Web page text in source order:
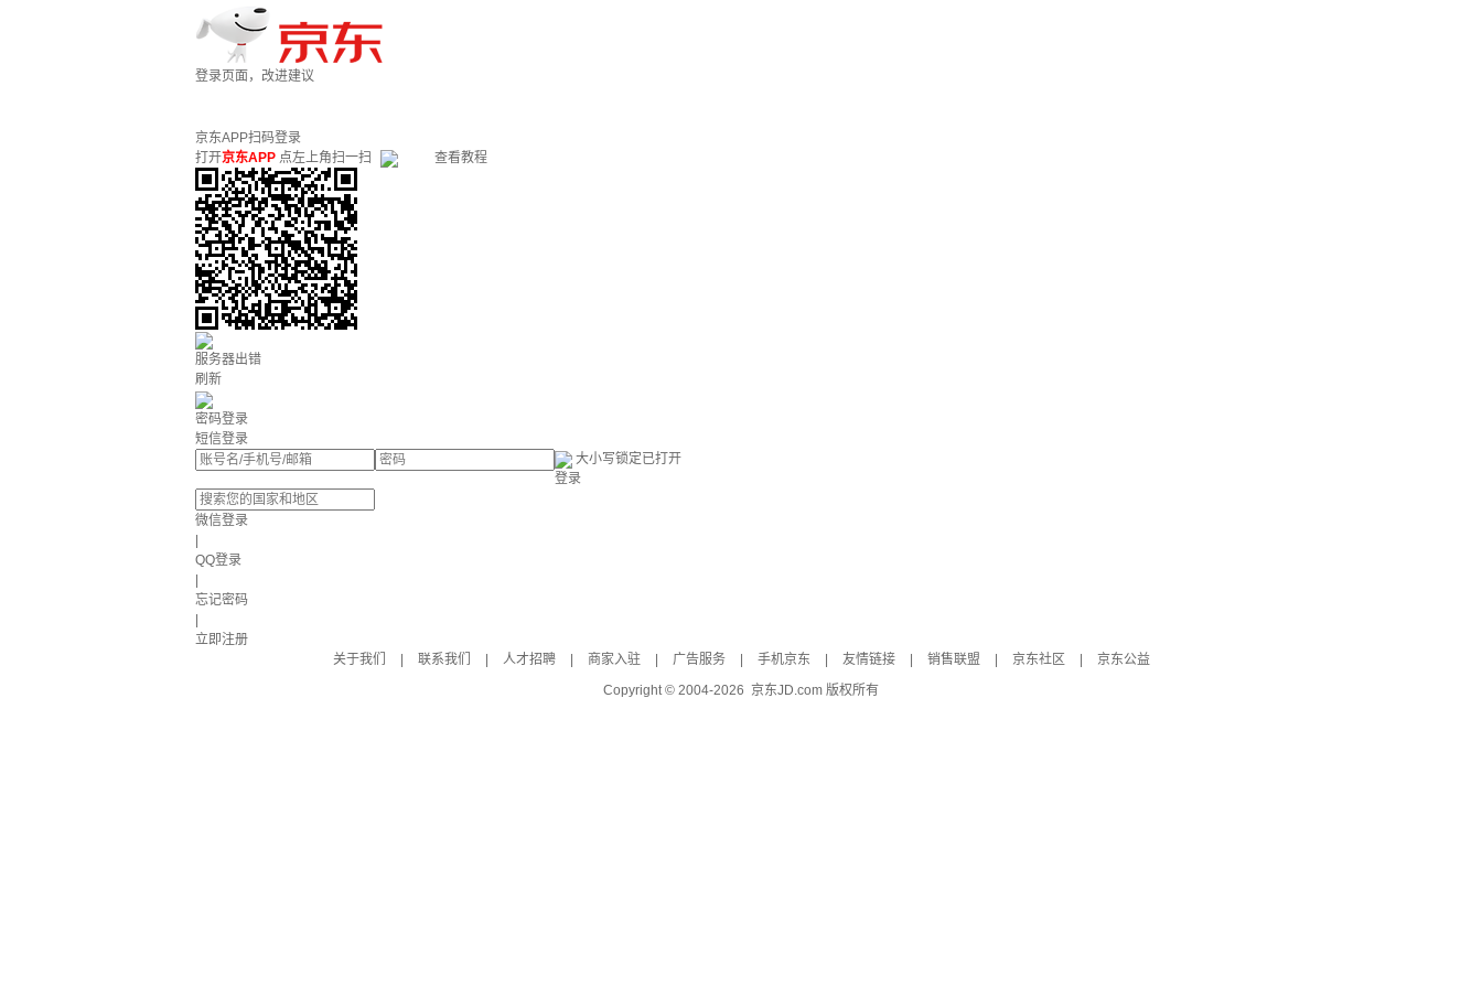
登录页面，改进建议
京东APP扫码登录
打开京东APP 点左上角扫一扫 查看教程
服务器出错
刷新
密码登录
短信登录
大小写锁定已打开
登录
微信登录
QQ登录
忘记密码
立即注册
关于我们
联系我们 人才招聘 商家入驻 广告服务 手机京东 友情链接 销售联盟 京东社区
京东公益
Copyright © 2004-2026 京东JD.com 版权所有